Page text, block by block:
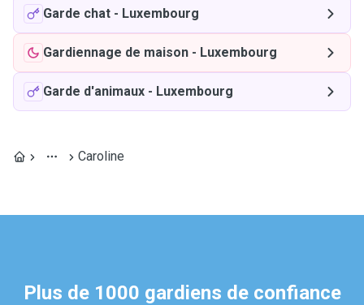
Garde chat - Luxembourg
Gardiennage de maison - Luxembourg
Garde d'animaux - Luxembourg
Caroline
Plus de 1000 gardiens de confiance